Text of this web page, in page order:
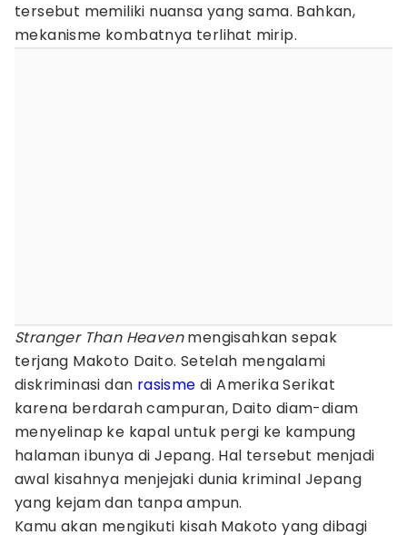
tersebut memiliki nuansa yang sama. Bahkan,
mekanisme kombatnya terlihat mirip.
Stranger Than Heavenmengisahkan sepak
terjang Makoto Daito. Setelah mengalami
diskriminasi dan rasisme di Amerika Serikat
karena berdarah campuran, Daito diam-diam
menyelinap ke kapal untuk pergi ke kampung
halaman ibunya di Jepang. Hal tersebut menjadi
awal kisahnya menjejaki dunia kriminal Jepang
yang kejam dan tanpa ampun.
Kamu akan mengikuti kisah Makoto yang dibagi